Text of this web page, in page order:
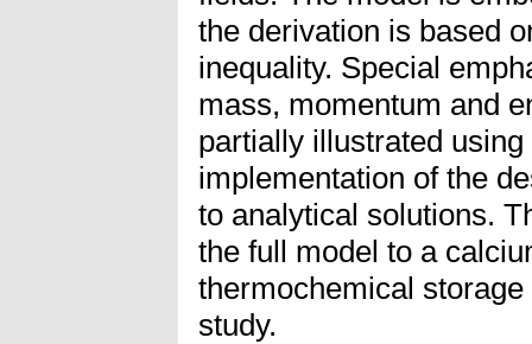
the derivation is based
inequality. Special
mass, momentum and
partially illustrated
implementation of the
to analytical solutions.
the full model to a
thermochemical
study.